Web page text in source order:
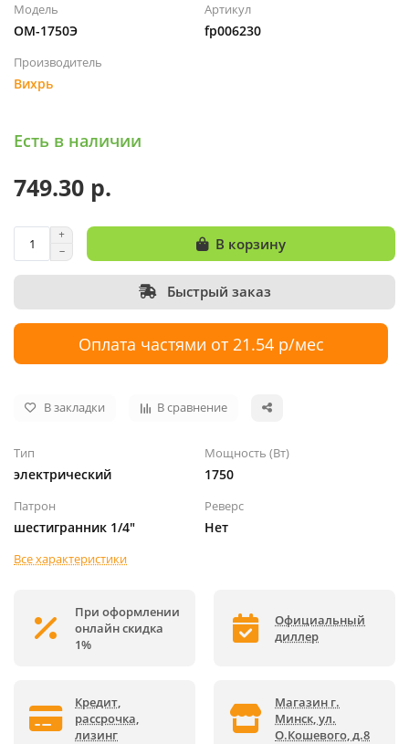
Модель
ОМ-1750Э
Артикул
fp006230
Производитель
Вихрь
Есть в наличии
749.30 р.
В корзину
Быстрый заказ
Оплата частями от 21.54 р/мес
В закладки В сравнение
Тип
электрический
Мощность (Вт)
1750
Патрон
шестигранник 1/4"
Реверс
Нет
Все характеристики
При оформлении
онлайн скидка
1%
Официальный
диллер
Кредит,
рассрочка,
лизинг
Магазин г.
Минск, ул.
О.Кошевого, д.8